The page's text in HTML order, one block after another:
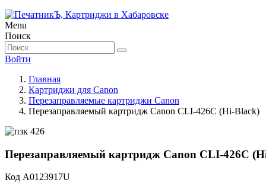
Menu
Поиск
Войти
Главная
Картриджи для Canon
Перезаправляемые картриджи Canon
Перезаправляемый картридж Canon CLI-426C (Hi-Black)
Перезаправляемый картридж Canon CLI-426C
Код A0123917U